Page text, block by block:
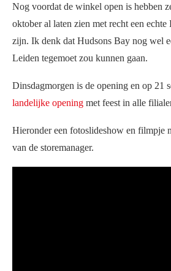
Nog voordat de winkel open is hebben
oktober al laten zien met recht een
zijn. Ik denk dat Hudsons Bay nog wel
Leiden tegemoet zou kunnen gaan.
Dinsdagmorgen is de opening en op 21
landelijke opening met feest in alle
Hieronder een fotoslideshow en filmpje
van de storemanager.